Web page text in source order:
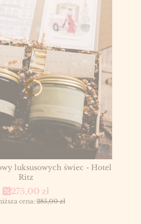
luksusowych świec - Hotel
Ritz
Cena promocyjna
275,00 zł
cena: 285,00 zł